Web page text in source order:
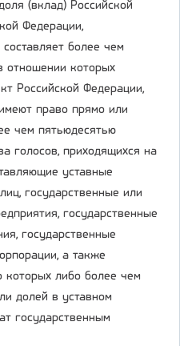
(вклад) Российской
Федерации,
более чем
отношении которых
Российской Федерации,
право прямо или
чем пятьюдесятью
голосов, приходящихся на
уставные
государственные или
государственные
государственные
а также
которых либо более чем
долей в уставном
государственным